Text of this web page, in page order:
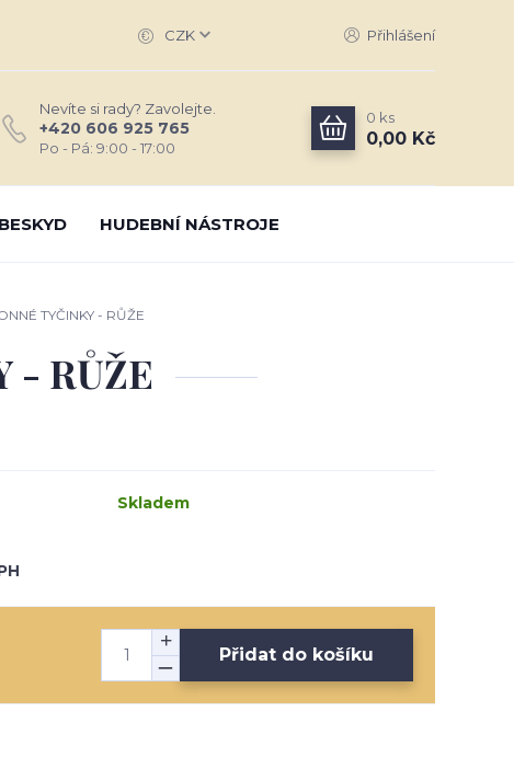
CZK Přihlášení
Nevíte si rady? Zavolejte.
+420 606 925 765
Po - Pá: 9:00 - 17:00
0 ks
0,00 Kč
HUDEBNÍ NÁSTROJE
TYČINKY - RŮŽE
- RŮŽE
Skladem
Přidat do košíku